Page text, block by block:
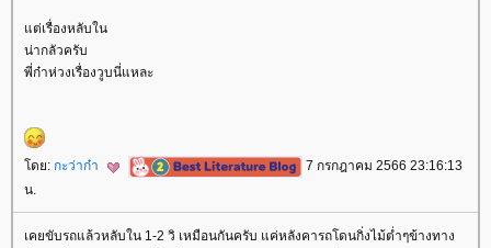
ต่เรื่องหลับใน
น่ากลัวครับ
พี่ก๋าห่วงเรื่องวูบนี่แหละ
ดย: กะว่าก๋า
7 กรกฎาคม 2566 23:16:13
น.
เคยขับรถแล้วหลับใน 1-2 วิ เหมือนกันครับ แค่หลังคารถโดนกิ่งไม้ต่ำๆข้างทาง